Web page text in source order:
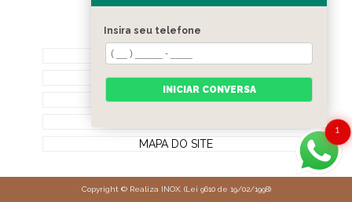
MENU
HOME
QUEM SOMOS
CONTATO
MAPA DO SITE
Copyright © Realiza INOX. (Lei 9610 de 19/02/1998)
1
Insira seu telefone
INICIAR CONVERSA